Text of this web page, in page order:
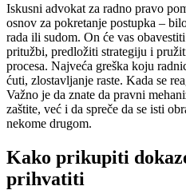
Iskusni advokat za radno pravo
osnov za pokretanje postupka –
rada ili sudom. On će vas
pritužbi, predložiti strategiju i
procesa. Najveća greška koju
ćuti, zlostavljanje raste. Kada se
Važno je da znate da pravni
zaštite, već i da spreče da se isti
nekome drugom.
Kako prikupiti
prihvatiti